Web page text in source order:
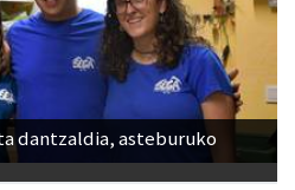
dantzaldia, asteburuko